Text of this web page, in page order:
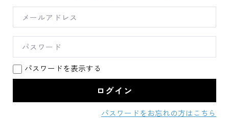
パスワードを表示する
パスワードをお忘れの方はこちら